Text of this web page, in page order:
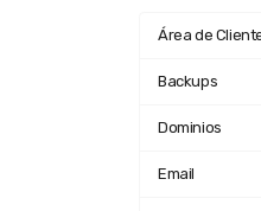
Área de
Backups
Dominios
Email